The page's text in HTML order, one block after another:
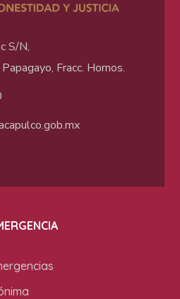
S/N,
Fracc. Hornos.
.gob.mx